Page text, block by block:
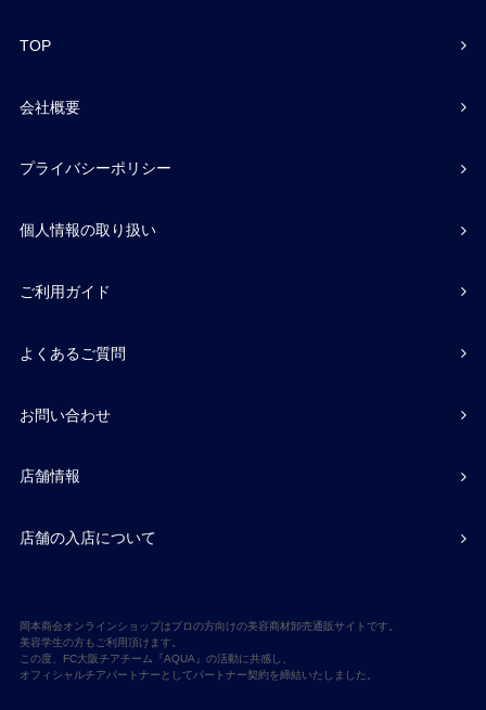
TOP
会社概要
プライバシーポリシー
個人情報の取り扱い
ご利用ガイド
よくあるご質問
お問い合わせ
店舗情報
店舗の入店について
岡本商会オンラインショップはプロの方向けの美容商材卸売通販サイトです。
美容学生の方もご利用頂けます。
この度、FC大阪チアチーム『AQUA』の活動に共感し、
オフィシャルチアパートナーとしてパートナー契約を締結いたしました。